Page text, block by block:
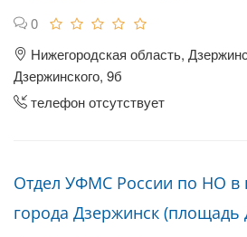
0
Нижегородская область,
Дзержинского, 9б
телефон отсутствует
Отдел УФМС России по НО в
города Дзержинск (площадь